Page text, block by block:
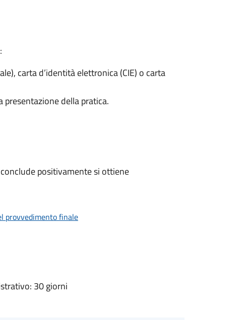
carta d’identità elettronica (CIE) o carta
della pratica.
positivamente si ottiene
provvedimento finale
30 giorni